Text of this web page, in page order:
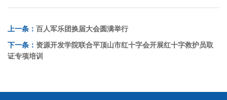
上一条： 百人军乐团换届大会圆满举行
下一条： 资源开发学院联合平顶山市红十字会开展红十字救护员取
证专项培训